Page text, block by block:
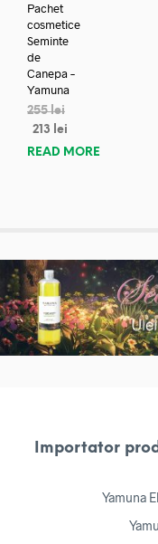
Pachet
cosmetice
Seminte
de
Canepa –
Yamuna
255lei
213
lei
READ MORE
Importator
Yamuna